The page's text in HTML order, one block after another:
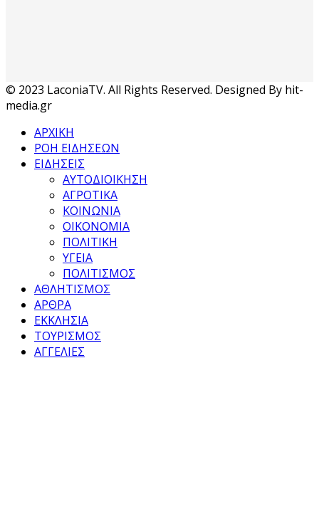
© 2023 LaconiaTV. All Rights Reserved. Designed By hit-
media.gr
ΑΡΧΙΚΗ
ΡΟΗ ΕΙΔΗΣΕΩΝ
ΕΙΔΗΣΕΙΣ
ΑΥΤΟΔΙΟΙΚΗΣΗ
ΑΓΡΟΤΙΚΑ
ΚΟΙΝΩΝΙΑ
ΟΙΚΟΝΟΜΙΑ
ΠΟΛΙΤΙΚΗ
ΥΓΕΙΑ
ΠΟΛΙΤΙΣΜΟΣ
ΑΘΛΗΤΙΣΜΟΣ
ΑΡΘΡΑ
ΕΚΚΛΗΣΙΑ
ΤΟΥΡΙΣΜΟΣ
ΑΓΓΕΛΙΕΣ